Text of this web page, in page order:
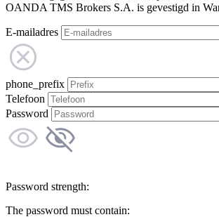
OANDA TMS Brokers S.A. is gevestigd in
E-mailadres
phone_prefix
Telefoon
Password
Password strength:
The password must contain: